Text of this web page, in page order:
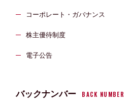
コーポレート・ガバナンス
株主優待制度
電子公告
バックナンバー BACK NUMBER